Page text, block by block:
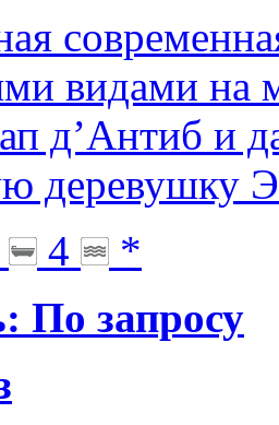
видами на
д’Антиб и
деревушку
4
*
По запросу